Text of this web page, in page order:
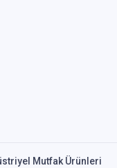
Mutfak Ürünleri